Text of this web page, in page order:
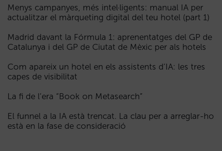
Menys campanyes, més intel·ligents: manual IA per
actualitzar el màrqueting digital del teu hotel (part 1)
Madrid davant la Fórmula 1: aprenentatges del GP de
Catalunya i del GP de Ciutat de Mèxic per als hotels
Com apareix un hotel en els assistents d’IA: les tres
capes de visibilitat
La fi de l’era “Book on Metasearch”
El funnel a la IA està trencat. La clau per a arreglar-ho
està en la fase de consideració